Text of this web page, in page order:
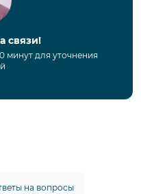
связи!
минут для уточнения
на вопросы